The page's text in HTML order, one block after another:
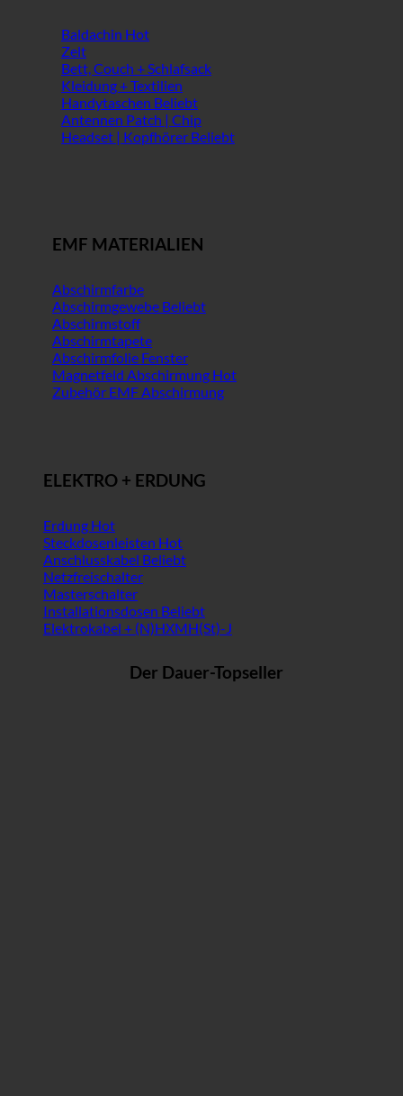
Baldachin
Zelt
Bett, Couch + Schlafsack
Kleidung + Textilien
Handytaschen
Antennen Patch | Chip
Headset | Kopfhörer
EMF MATERIALIEN
Abschirmfarbe
Abschirmgewebe
Abschirmstoff
Abschirmtapete
Abschirmfolie Fenster
Magnetfeld Abschirmung
Zubehör EMF Abschirmung
ELEKTRO + ERDUNG
Erdung
Steckdosenleisten
Anschlusskabel
Netzfreischalter
Masterschalter
Installationsdosen
Elektrokabel + (N)HXMH(St)-J
Der Dauer-Topseller